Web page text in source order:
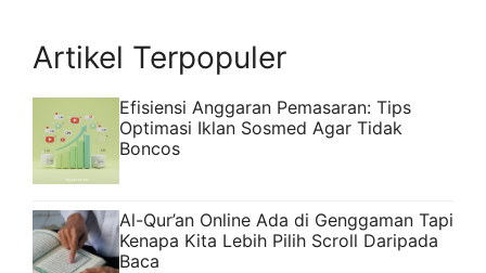
Artikel Terpopuler
Efisiensi Anggaran Pemasaran: Tips
Optimasi Iklan Sosmed Agar Tidak
Boncos
Al-Qur’an Online Ada di Genggaman Tapi
Kenapa Kita Lebih Pilih Scroll Daripada
Baca